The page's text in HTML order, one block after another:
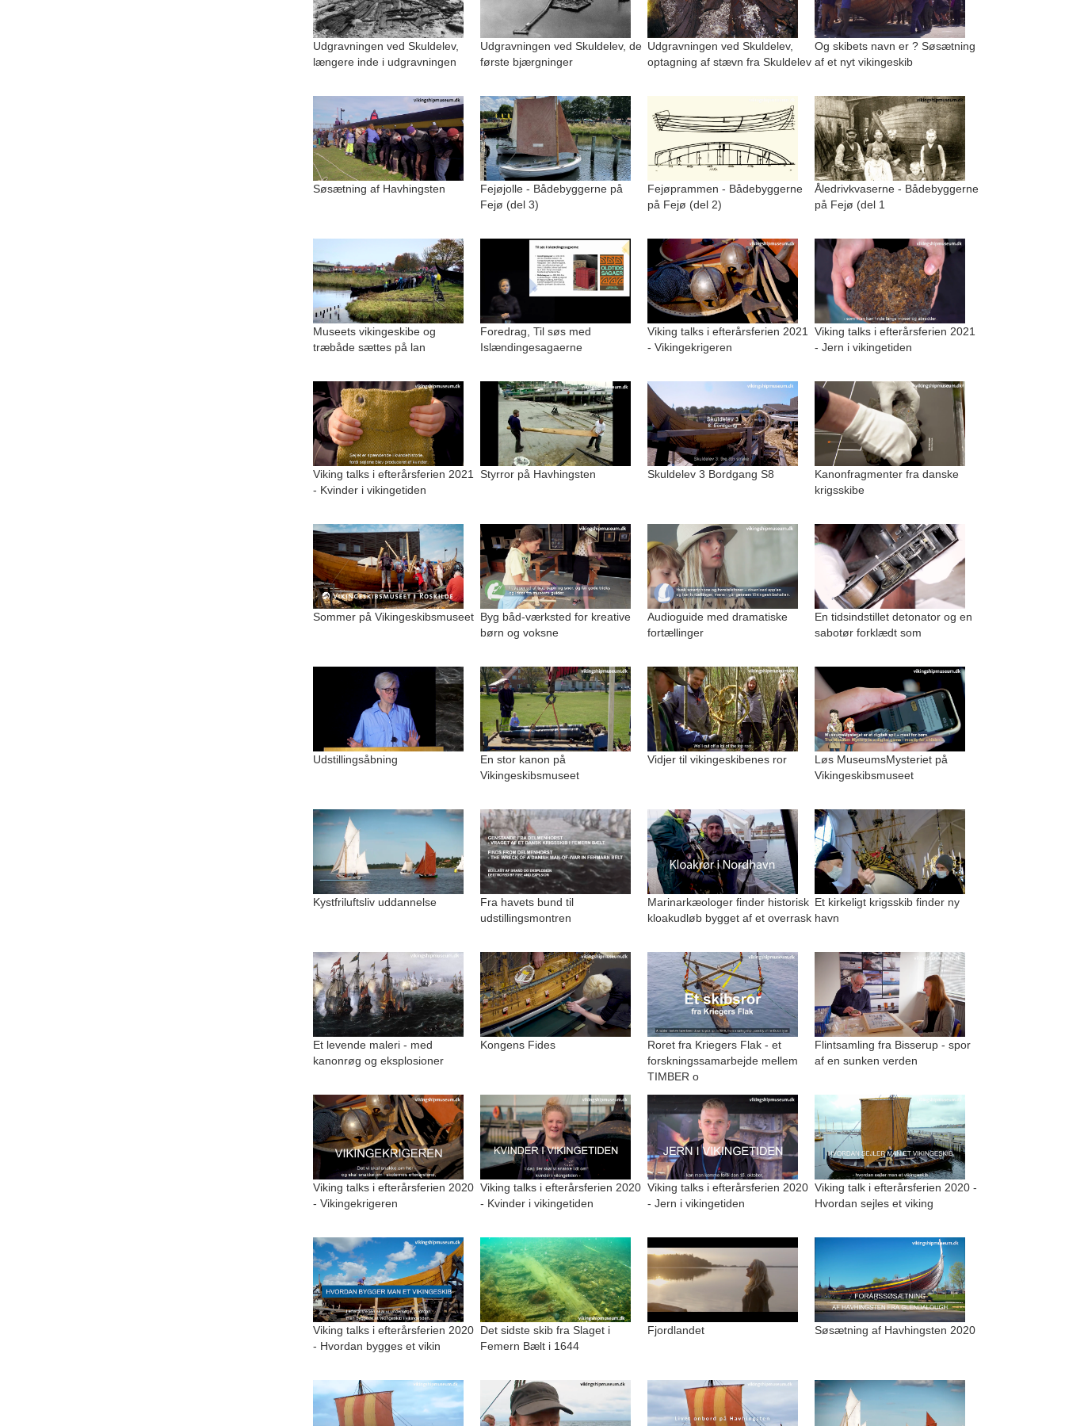
Udgravningen ved Skuldelev,
længere inde i udgravningen
Udgravningen ved Skuldelev, de
første bjærgninger
Udgravningen ved Skuldelev,
optagning af stævn fra Skuldelev
Og skibets navn er ? Søsætning
af et nyt vikingeskib
Søsætning af Havhingsten
Fejøjolle - Bådebyggerne på
Fejø (del 3)
Fejøprammen - Bådebyggerne
på Fejø (del 2)
Åledrivkvaserne - Bådebyggerne
på Fejø (del 1
Museets vikingeskibe og
træbåde sættes på lan
Foredrag, Til søs med
Islændingesagaerne
Viking talks i efterårsferien 2021
- Vikingekrigeren
Viking talks i efterårsferien 2021
- Jern i vikingetiden
Viking talks i efterårsferien 2021
- Kvinder i vikingetiden
Styrror på Havhingsten Skuldelev 3 Bordgang S8
Kanonfragmenter fra danske
krigsskibe
Sommer på Vikingeskibsmuseet Byg båd-værksted for kreative
børn og voksne
Audioguide med dramatiske
fortællinger
En tidsindstillet detonator og en
sabotør forklædt som
Udstillingsåbning
En stor kanon på
Vikingeskibsmuseet
Vidjer til vikingeskibenes ror
Løs MuseumsMysteriet på
Vikingeskibsmuseet
Kystfriluftsliv uddannelse
Fra havets bund til
udstillingsmontren
Marinarkæologer finder historisk
kloakudløb bygget af et overrask
Et kirkeligt krigsskib finder ny
havn
Et levende maleri - med
kanonrøg og eksplosioner
Kongens Fides
Roret fra Kriegers Flak - et
forskningssamarbejde mellem
TIMBER o
Flintsamling fra Bisserup - spor
af en sunken verden
Viking talks i efterårsferien 2020
- Vikingekrigeren
Viking talks i efterårsferien 2020
- Kvinder i vikingetiden
Viking talks i efterårsferien 2020
- Jern i vikingetiden
Viking talk i efterårsferien 2020 -
Hvordan sejles et viking
Viking talks i efterårsferien 2020
- Hvordan bygges et vikin
Det sidste skib fra Slaget i
Femern Bælt i 1644
Fjordlandet Søsætning af Havhingsten 2020